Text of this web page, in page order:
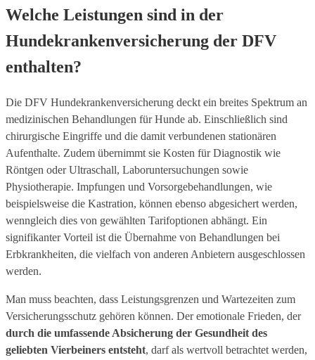
Welche Leistungen sind in der
Hundekrankenversicherung der DFV
enthalten?
Die DFV Hundekrankenversicherung deckt ein breites Spektrum an
medizinischen Behandlungen für Hunde ab. Einschließlich sind
chirurgische Eingriffe und die damit verbundenen stationären
Aufenthalte. Zudem übernimmt sie Kosten für Diagnostik wie
Röntgen oder Ultraschall, Laboruntersuchungen sowie
Physiotherapie. Impfungen und Vorsorgebehandlungen, wie
beispielsweise die Kastration, können ebenso abgesichert werden,
wenngleich dies von gewählten Tarifoptionen abhängt. Ein
signifikanter Vorteil ist die Übernahme von Behandlungen bei
Erbkrankheiten, die vielfach von anderen Anbietern ausgeschlossen
werden.
Man muss beachten, dass Leistungsgrenzen und Wartezeiten zum
Versicherungsschutz gehören können. Der emotionale Frieden, der
durch die umfassende Absicherung der Gesundheit des
geliebten Vierbeiners entsteht, darf als wertvoll betrachtet werden,